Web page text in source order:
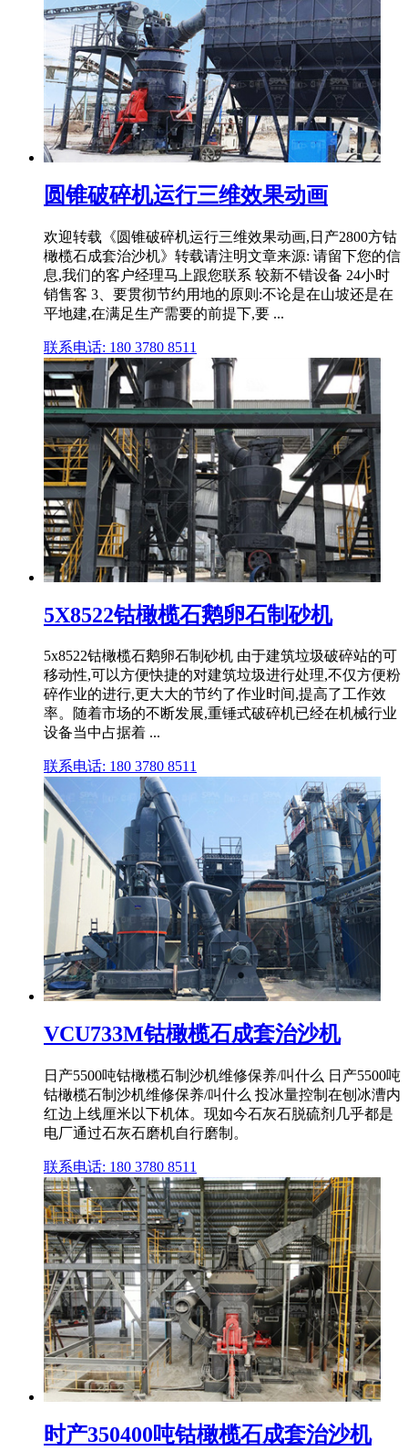
圆锥破碎机运行三维效果动画
欢迎转载《圆锥破碎机运行三维效果动画,日产2800方钴
橄榄石成套治沙机》转载请注明文章来源: 请留下您的信
息,我们的客户经理马上跟您联系 较新不错设备 24小时
销售客 3、要贯彻节约用地的原则:不论是在山坡还是在
平地建,在满足生产需要的前提下,要 ...
联系电话: 180 3780 8511
5X8522钴橄榄石鹅卵石制砂机
5x8522钴橄榄石鹅卵石制砂机 由于建筑垃圾破碎站的可
移动性,可以方便快捷的对建筑垃圾进行处理,不仅方便粉
碎作业的进行,更大大的节约了作业时间,提高了工作效
率。随着市场的不断发展,重锤式破碎机已经在机械行业
设备当中占据着 ...
联系电话: 180 3780 8511
VCU733M钴橄榄石成套治沙机
日产5500吨钴橄榄石制沙机维修保养/叫什么 日产5500吨
钴橄榄石制沙机维修保养/叫什么 投冰量控制在刨冰漕内
红边上线厘米以下机体。现如今石灰石脱硫剂几乎都是
电厂通过石灰石磨机自行磨制。
联系电话: 180 3780 8511
时产350400吨钴橄榄石成套治沙机